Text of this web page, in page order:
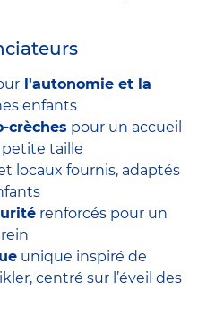
l'autonomie et la
enfants
crèches pour un accueil
taille
locaux fournis, adaptés
renforcés pour un
unique inspiré de
centré sur l’éveil des